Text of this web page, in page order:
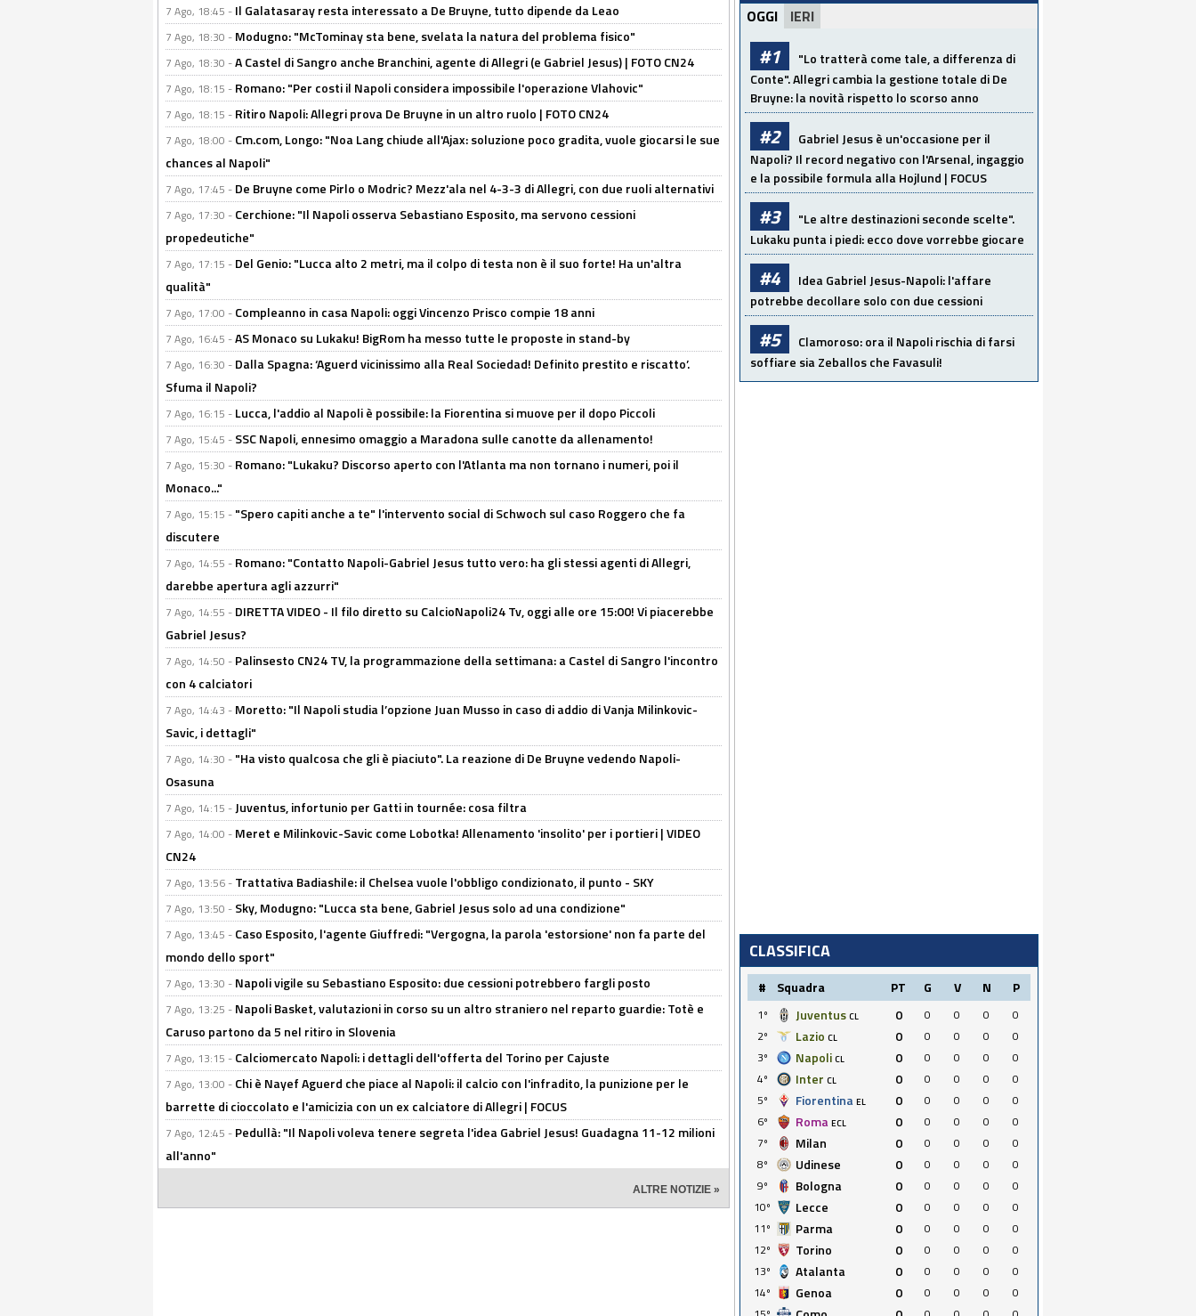
7 Ago, 18:45 - Il Galatasaray resta interessato a De Bruyne, tutto dipende da Leao
7 Ago, 18:30 - Modugno: "McTominay sta bene, svelata la natura del problema fisico"
7 Ago, 18:30 -A Castel di Sangro anche Branchini, agente di Allegri (e Gabriel Jesus) | FOTO CN24
7 Ago, 18:15 - Romano: "Per costi il Napoli considera impossibile l'operazione Vlahovic"
7 Ago, 18:15 - Ritiro Napoli: Allegri prova De Bruyne in un altro ruolo | FOTO CN24
7 Ago, 18:00 - Cm.com, Longo: "Noa Lang chiude all'Ajax: soluzione poco gradita, vuole giocarsi le sue
chances al Napoli"
7 Ago, 17:45 - De Bruyne come Pirlo o Modric? Mezz'ala nel 4-3-3 di Allegri, con due ruoli alternativi
7 Ago, 17:30 - Cerchione: "Il Napoli osserva Sebastiano Esposito, ma servono cessioni
propedeutiche"
7 Ago, 17:15 - Del Genio: "Lucca alto 2 metri, ma il colpo di testa non è il suo forte! Ha un'altra
qualità"
7 Ago, 17:00 - Compleanno in casa Napoli: oggi Vincenzo Prisco compie 18 anni
7 Ago, 16:45 -AS Monaco su Lukaku! BigRom ha messo tutte le proposte in stand-by
7 Ago, 16:30 - Dalla Spagna: ‘Aguerd vicinissimo alla Real Sociedad! Definito prestito e riscatto’.
Sfuma il Napoli?
7 Ago, 16:15 - Lucca, l'addio al Napoli è possibile: la Fiorentina si muove per il dopo Piccoli
7 Ago, 15:45 - SSC Napoli, ennesimo omaggio a Maradona sulle canotte da allenamento!
7 Ago, 15:30 - Romano: "Lukaku? Discorso aperto con l'Atlanta ma non tornano i numeri, poi il
Monaco..."
7 Ago, 15:15 - "Spero capiti anche a te" l'intervento social di Schwoch sul caso Roggero che fa
discutere
7 Ago, 14:55 - Romano: "Contatto Napoli-Gabriel Jesus tutto vero: ha gli stessi agenti di Allegri,
darebbe apertura agli azzurri"
7 Ago, 14:55 - DIRETTA VIDEO - Il filo diretto su CalcioNapoli24 Tv, oggi alle ore 15:00! Vi piacerebbe
Gabriel Jesus?
7 Ago, 14:50 - Palinsesto CN24 TV, la programmazione della settimana: a Castel di Sangro l'incontro
con 4 calciatori
7 Ago, 14:43 - Moretto: "Il Napoli studia l’opzione Juan Musso in caso di addio di Vanja Milinkovic-
Savic, i dettagli"
7 Ago, 14:30 - "Ha visto qualcosa che gli è piaciuto". La reazione di De Bruyne vedendo Napoli-
Osasuna
7 Ago, 14:15 - Juventus, infortunio per Gatti in tournée: cosa filtra
7 Ago, 14:00 - Meret e Milinkovic-Savic come Lobotka! Allenamento 'insolito' per i portieri | VIDEO
CN24
7 Ago, 13:56 - Trattativa Badiashile: il Chelsea vuole l'obbligo condizionato, il punto - SKY
7 Ago, 13:50 - Sky, Modugno: "Lucca sta bene, Gabriel Jesus solo ad una condizione"
7 Ago, 13:45 - Caso Esposito, l'agente Giuffredi: "Vergogna, la parola 'estorsione' non fa parte del
mondo dello sport"
7 Ago, 13:30 - Napoli vigile su Sebastiano Esposito: due cessioni potrebbero fargli posto
7 Ago, 13:25 - Napoli Basket, valutazioni in corso su un altro straniero nel reparto guardie: Totè e
Caruso partono da 5 nel ritiro in Slovenia
7 Ago, 13:15 - Calciomercato Napoli: i dettagli dell'offerta del Torino per Cajuste
7 Ago, 13:00 - Chi è Nayef Aguerd che piace al Napoli: il calcio con l'infradito, la punizione per le
barrette di cioccolato e l'amicizia con un ex calciatore di Allegri | FOCUS
7 Ago, 12:45 - Pedullà: "Il Napoli voleva tenere segreta l'idea Gabriel Jesus! Guadagna 11-12 milioni
all'anno"
ALTRE NOTIZIE »
OGGI IERI
#1
"Lo tratterà come tale, a differenza di
Conte". Allegri cambia la gestione totale di De
Bruyne: la novità rispetto lo scorso anno
#2
Gabriel Jesus è un'occasione per il
Napoli? Il record negativo con l'Arsenal, ingaggio
e la possibile formula alla Hojlund | FOCUS
#3
"Le altre destinazioni seconde scelte".
Lukaku punta i piedi: ecco dove vorrebbe giocare
#4
Idea Gabriel Jesus-Napoli: l'affare
potrebbe decollare solo con due cessioni
#5
Clamoroso: ora il Napoli rischia di farsi
soffiare sia Zeballos che Favasuli!
CLASSIFICA
# Squadra PT G V N P
1º Juventus CL 0 0 0 0
0
2º
Lazio CL 0 0 0 0
0
3º
Napoli CL 0 0 0 0
0
4º
Inter CL 0 0 0 0
0
5º
Fiorentina EL 0 0 0 0
0
6º
Roma ECL 0 0 0 0
0
7º
Milan 0 0 0 0
0
8º
Udinese 0 0 0 0
0
9º
Bologna 0 0 0 0
0
10º
Lecce 0 0 0 0
0
11º
Parma 0 0 0 0
0
12º
Torino 0 0 0 0
0
13º
Atalanta 0 0 0 0
0
14º
Genoa 0 0 0 0
0